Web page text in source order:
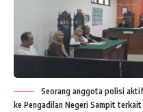
Seorang anggota polisi
ke Pengadilan Negeri Sampit